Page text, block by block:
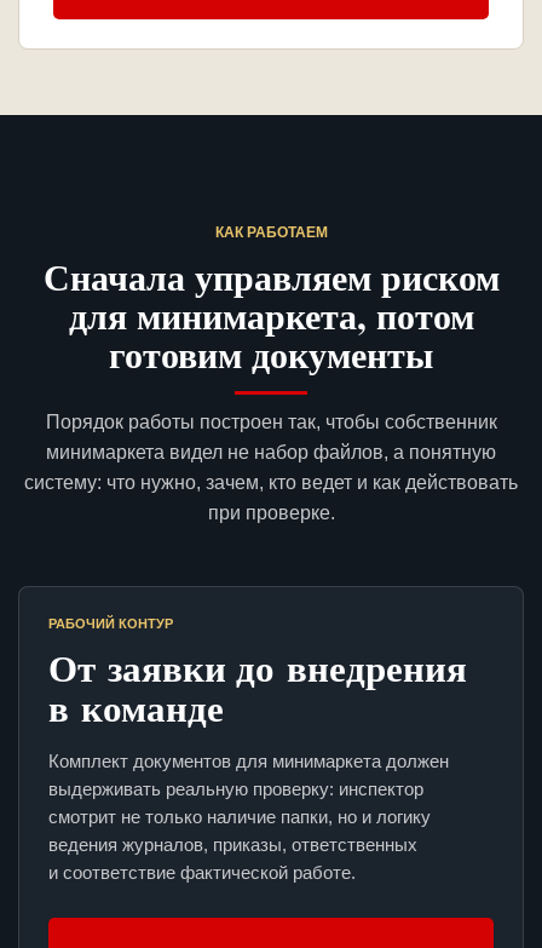
КАК РАБОТАЕМ
Сначала управляем риском
для минимаркета, потом
готовим документы
Порядок работы построен так, чтобы собственник
минимаркета видел не набор файлов, а понятную
систему: что нужно, зачем, кто ведет и как действовать
при проверке.
РАБОЧИЙ КОНТУР
От заявки до внедрения
в команде
Комплект документов для минимаркета должен
выдерживать реальную проверку: инспектор
смотрит не только наличие папки, но и логику
ведения журналов, приказы, ответственных
и соответствие фактической работе.